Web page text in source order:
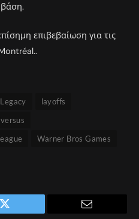
βάση.
επιβεβαίωση για τις
layoffs
Warner Bros Games
Twitter